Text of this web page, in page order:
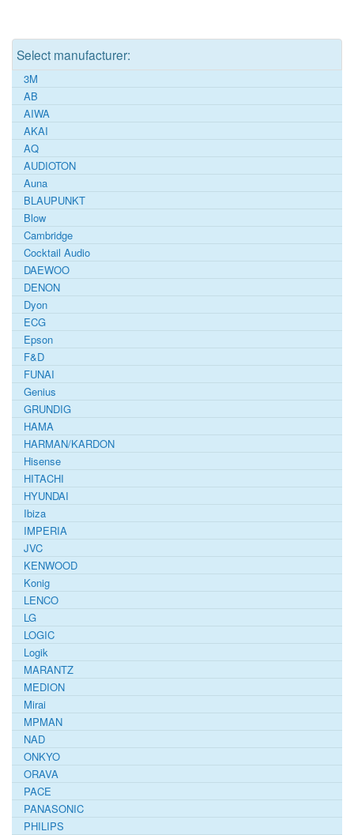
Select manufacturer:
3M
AB
AIWA
AKAI
AQ
AUDIOTON
Auna
BLAUPUNKT
Blow
Cambridge
Cocktail Audio
DAEWOO
DENON
Dyon
ECG
Epson
F&D
FUNAI
Genius
GRUNDIG
HAMA
HARMAN/KARDON
Hisense
HITACHI
HYUNDAI
Ibiza
IMPERIA
JVC
KENWOOD
Konig
LENCO
LG
LOGIC
Logik
MARANTZ
MEDION
Mirai
MPMAN
NAD
ONKYO
ORAVA
PACE
PANASONIC
PHILIPS